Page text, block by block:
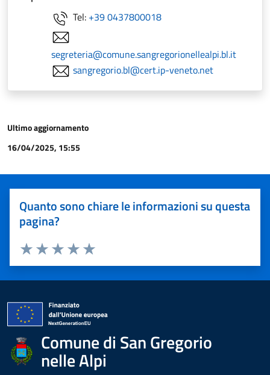
Tel: +39 0437800018
segreteria@comune.sangregorionellealpi.bl.it
sangregorio.bl@cert.ip-veneto.net
Ultimo aggiornamento
16/04/2025, 15:55
Quanto sono chiare le informazioni su questa
pagina?
Valuta 5 stelle su 5
Valuta 4 stelle su 5
Valuta 3 stelle su 5
Valuta 2 stelle su 5
Valuta 1 stelle su 5
Comune di San Gregorio
nelle Alpi